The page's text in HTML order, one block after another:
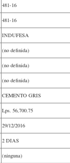
481-16
481-16
INDUFESA
(no definida)
(no definida)
(no definida)
CEMENTO GRIS
Lps. 56,700.75
29/12/2016
2 DIAS
(ninguna)